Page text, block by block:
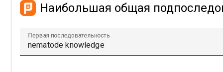
Наибольшая общая
Первая последовательность